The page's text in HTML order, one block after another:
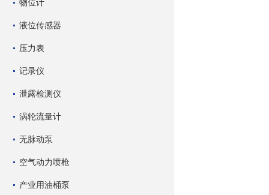
物位计
液位传感器
压力表
记录仪
泄露检测仪
涡轮流量计
无脉动泵
空气动力喷枪
产业用油桶泵